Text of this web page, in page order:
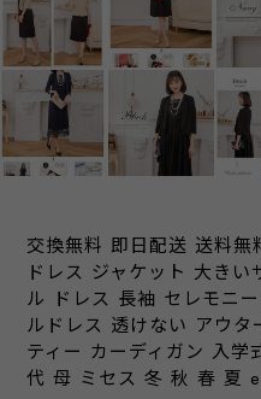
交換無料 即日配送 送料無
ドレス ジャケット 大き
ル ドレス 長袖 セレモニ
ルドレス 透けない アウ
ティー カーディガン 入
代 母 ミセス 冬 秋 春 夏